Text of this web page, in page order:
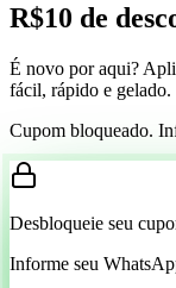
R$10 de
É novo por aqui?
fácil, rápido e gelado.
Cupom bloqueado.
Desbloqueie seu
Informe seu